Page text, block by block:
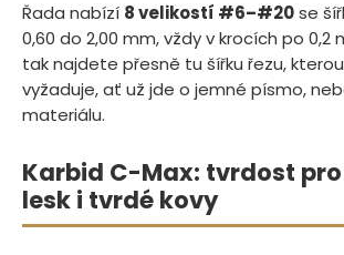
Řada nabízí 8 velikostí #6–#20se
0,60 do 2,00 mm, vždy v krocích po 0,2
tak najdete přesně tu šířku řezu,
vyžaduje, ať už jde o jemné písmo,
materiálu.
Karbid C-Max: tvrdost
lesk i tvrdé kovy